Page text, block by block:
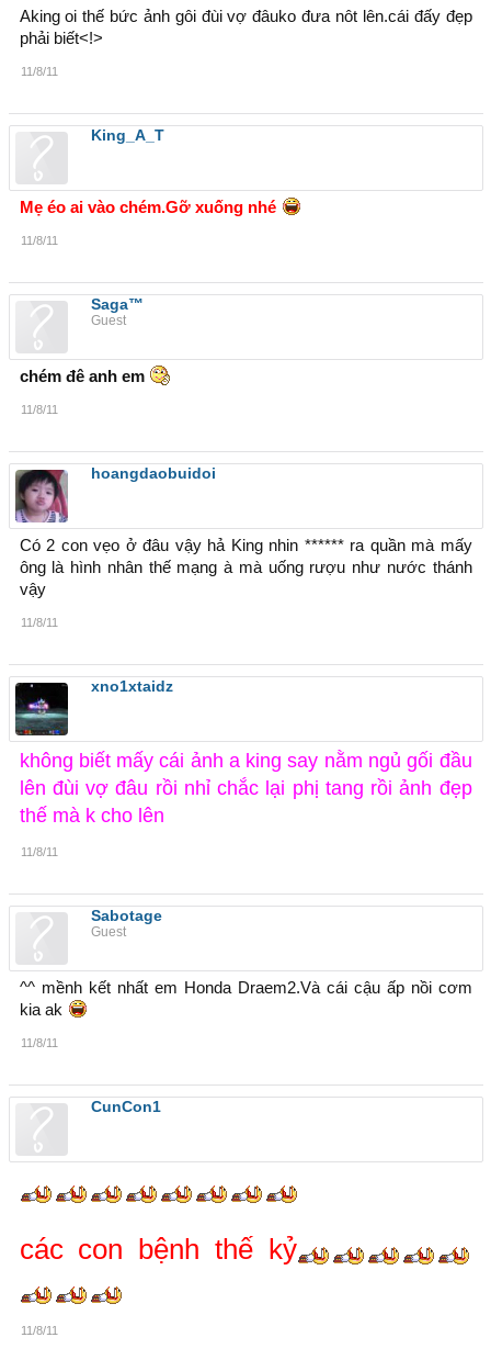
Aking oi thế bức ảnh gôi đùi vợ đâuko đưa nôt lên.cái đấy đẹp
phải biết<!>
11/8/11
King_A_T
Mẹ éo ai vào chém.Gỡ xuống nhé
11/8/11
Saga™
Guest
chém đê anh em
11/8/11
hoangdaobuidoi
Có 2 con vẹo ở đâu vậy hả King nhin ****** ra quần mà mấy
ông là hình nhân thế mạng à mà uống rượu như nước thánh
vậy
11/8/11
xno1xtaidz
không biết mấy cái ảnh a king say nằm ngủ gối đầu
lên đùi vợ đâu rồi nhỉ chắc lại phị tang rồi ảnh đẹp
thế mà k cho lên
11/8/11
Sabotage
Guest
^^ mềnh kết nhất em Honda Draem2.Và cái cậu ấp nồi cơm
kia ak
11/8/11
CunCon1
các con bệnh thế kỷ
11/8/11